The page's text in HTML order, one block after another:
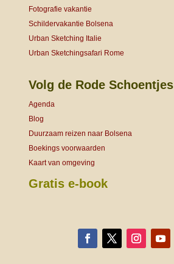
Fotografie vakantie
Schildervakantie Bolsena
Urban Sketching Italie
Urban Sketchingsafari Rome
Volg de Rode Schoentjes
Agenda
Blog
Duurzaam reizen naar Bolsena
Boekings voorwaarden
Kaart van omgeving
Gratis e-book